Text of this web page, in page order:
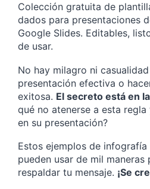
Colección gratuita de
dados para presentaciones
Google Slides. Editables,
de usar.
No hay milagro ni
presentación efectiva o
exitosa. El secreto está en
qué no atenerse a esta
en su presentación?
Estos ejemplos de
pueden usar de mil maneras
respaldar tu mensaje. ¡Se